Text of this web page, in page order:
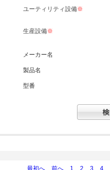
ユーティリティ設備※
生産設備※
メーカー名
製品名
型番
最初へ
前へ 1 2 3 4